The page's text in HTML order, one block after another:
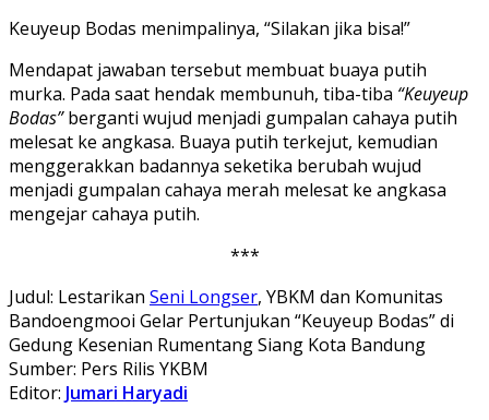
Keuyeup Bodas menimpalinya, “Silakan jika bisa!”
Mendapat jawaban tersebut membuat buaya putih
murka. Pada saat hendak membunuh, tiba-tiba “Keuyeup
Bodas”berganti wujud menjadi gumpalan cahaya putih
melesat ke angkasa. Buaya putih terkejut, kemudian
menggerakkan badannya seketika berubah wujud
menjadi gumpalan cahaya merah melesat ke angkasa
mengejar cahaya putih.
***
Judul: Lestarikan Seni Longser, YBKM dan Komunitas
Bandoengmooi Gelar Pertunjukan “Keuyeup Bodas” di
Gedung Kesenian Rumentang Siang Kota Bandung
Sumber: Pers Rilis YKBM
Editor: Jumari Haryadi